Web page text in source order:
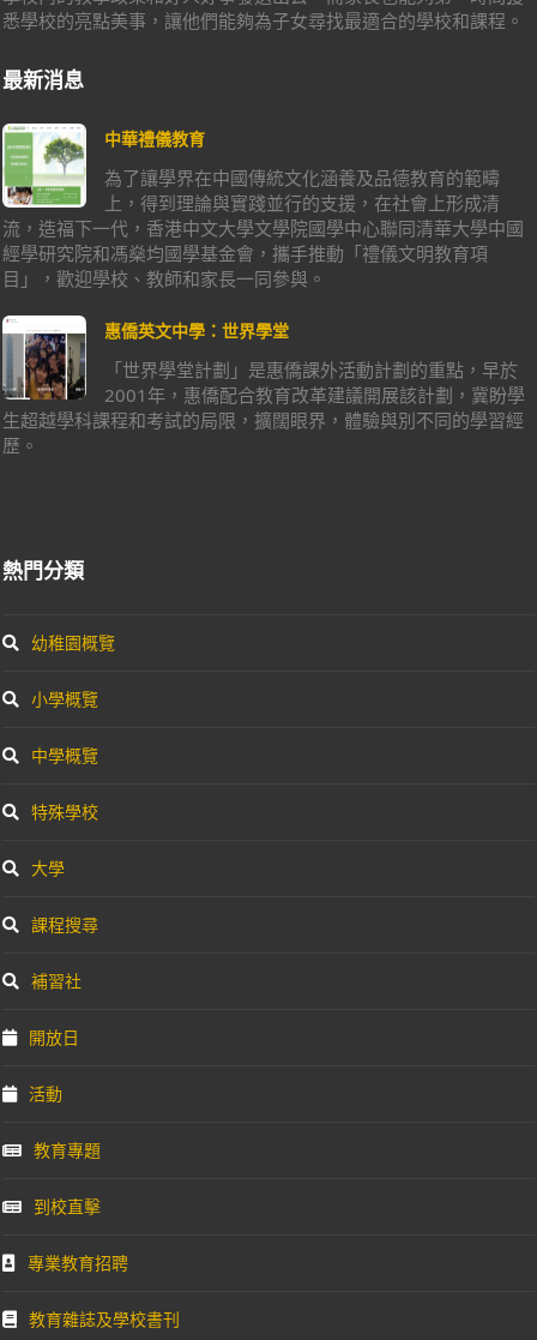
悉學校的亮點美事，讓他們能夠為子女尋找最適合的學校和課程。
最新消息
中華禮儀教育
為了讓學界在中國傳統文化涵養及品德教育的範疇
上，得到理論與實踐並行的支援，在社會上形成清
流，造福下一代，香港中文大學文學院國學中心聯同清華大學中國
經學研究院和馮燊均國學基金會，攜手推動「禮儀文明教育項
目」，歡迎學校、教師和家長一同參與。
惠僑英文中學：世界學堂
「世界學堂計劃」是惠僑課外活動計劃的重點，早於
2001年，惠僑配合教育改革建議開展該計劃，冀盼學
生超越學科課程和考試的局限，擴闊眼界，體驗與別不同的學習經
歷。
熱門分類
幼稚園概覽
小學概覽
中學概覽
特殊學校
大學
課程搜尋
補習社
開放日
活動
教育專題
到校直擊
專業教育招聘
教育雜誌及學校書刊